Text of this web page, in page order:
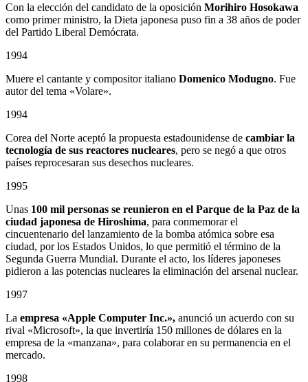
Con la elección del candidato de la oposición Morihiro Hosokawa
como primer ministro, la Dieta japonesa puso fin a 38 años de poder
del Partido Liberal Demócrata.
1994
Muere el cantante y compositor italiano Domenico Modugno. Fue
autor del tema «Volare».
1994
Corea del Norte aceptó la propuesta estadounidense de cambiar la
tecnología de sus reactores nucleares, pero se negó a que otros
países reprocesaran sus desechos nucleares.
1995
Unas 100 mil personas se reunieron en el Parque de la Paz de la
ciudad japonesa de Hiroshima, para conmemorar el
cincuentenario del lanzamiento de la bomba atómica sobre esa
ciudad, por los Estados Unidos, lo que permitió el término de la
Segunda Guerra Mundial. Durante el acto, los líderes japoneses
pidieron a las potencias nucleares la eliminación del arsenal nuclear.
1997
La empresa «Apple Computer Inc.», anunció un acuerdo con su
rival «Microsoft», la que invertiría 150 millones de dólares en la
empresa de la «manzana», para colaborar en su permanencia en el
mercado.
1998